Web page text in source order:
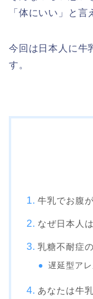
「体にいい」と言
今回は日本人に牛
す。
牛乳でお腹
なぜ日本人
乳糖不耐症
遅延型ア
あなたは牛